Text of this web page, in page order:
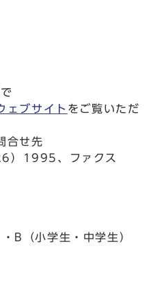
ェブサイト をご覧いただ
合せ先
）1995、ファクス
B（小学生・中学生）